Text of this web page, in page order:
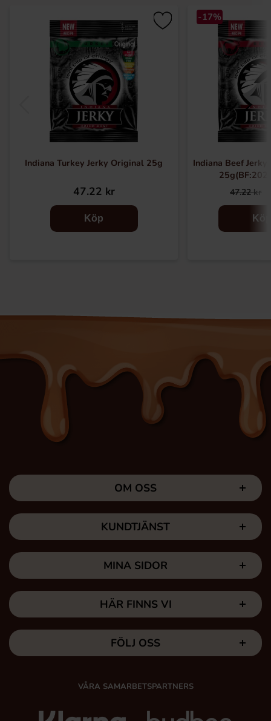
Indiana Turkey Jerky Original 25g
47.22 kr
Köp
-17%
Indiana Beef
47.22 kr
Köp
OM OSS
KUNDTJÄNST
MINA SIDOR
HÄR FINNS VI
FÖLJ OSS
VÅRA SAMARBETSPARTNERS